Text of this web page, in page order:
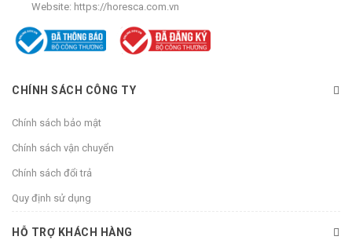
Website: https://horesca.com.vn
CHÍNH SÁCH CÔNG TY
Chính sách bảo mật
Chính sách vận chuyển
Chính sách đổi trả
Quy định sử dụng
HỖ TRỢ KHÁCH HÀNG